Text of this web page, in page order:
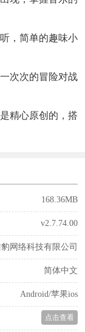
，简单的趣味小
次次的冒险对战
精心原创的，搭
168.36MB
v2.7.74.00
网络科技有限公司
简体中文
Android/苹果ios
点击查看